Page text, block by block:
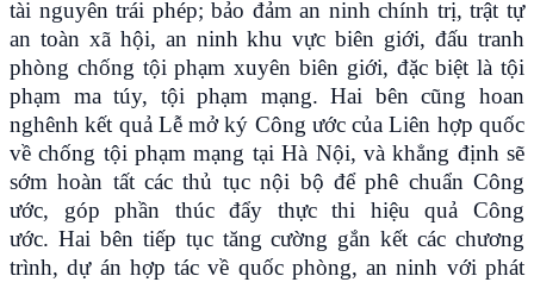
tài nguyên trái phép; bảo đảm an ninh chính trị, trật tự
an toàn xã hội, an ninh khu vực biên giới, đấu tranh
phòng chống tội phạm xuyên biên giới, đặc biệt là tội
phạm ma túy, tội phạm mạng. Hai bên cũng hoan
nghênh kết quả Lễ mở ký Công ước của Liên hợp quốc
về chống tội phạm mạng tại Hà Nội, và khẳng định sẽ
sớm hoàn tất các thủ tục nội bộ để phê chuẩn Công
ước, góp phần thúc đẩy thực thi hiệu quả Công
ước. Hai bên tiếp tục tăng cường gắn kết các chương
trình, dự án hợp tác về quốc phòng, an ninh với phát